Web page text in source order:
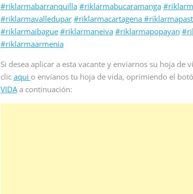
#riklarmabarranquilla #riklarmabucaramanga
#riklarmavalledupar #riklarmacartagena
#riklarmaibague #riklarmaneiva #riklarmapopayan
#riklarmaarmenia
Si desea aplicar a esta vacante y enviarnos su hoja de
clic aqui o envíanos tu hoja de vida, oprimiendo el
VIDAa continuación: